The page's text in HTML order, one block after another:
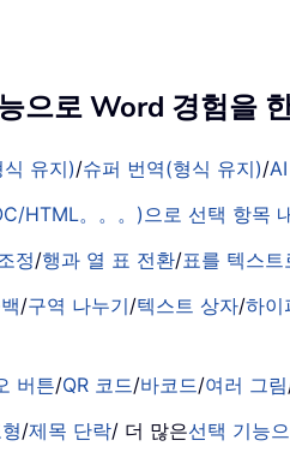
으로 Word 경험을
유지)/슈퍼 번역(형식 유지)/
HTML。。。)으로 선택 항목
정/행과 열 표 전환/표를 텍스트
/구역 나누기/텍스트 상자/하이
버튼/QR 코드/바코드/여러 그림
/제목 단락/ 더 많은선택 기능